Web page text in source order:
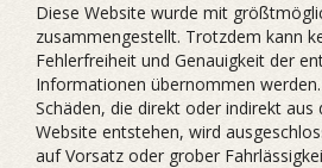
Diese Website wurde mit
zusammengestellt. Trotzdem kann
Fehlerfreiheit und Genauigkeit der
Informationen übernommen
Schäden, die direkt oder indirekt aus
Website entstehen, wird
auf Vorsatz oder grober